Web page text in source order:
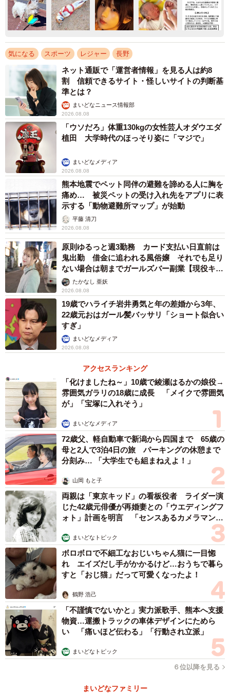
気になる スポーツ レジャー 長野
ネット通販で「運営者情報」を見る人は約8
割 信頼できるサイト・怪しいサイトの判断基
準とは？
まいどなニュース情報部
2026.08.08
「ウソだろ」体重130kgの女性芸人オダウエダ
植田 大学時代のほっそり姿に「マジで」
まいどなメディア
2026.08.08
熊本地震でペット同伴の避難を諦める人に胸を
痛め… 被災ペットの受け入れ先をアプリに表
示する「動物避難所マップ」が始動
平藤 清刀
2026.08.08
原則ゆるっと週3勤務 カード支払い日直前は
鬼出勤 借金に追われる風俗嬢 それでも足り
ない場合は朝までガールズバー副業【現役キャ
ストに取材】
たかなし 亜妖
2026.08.08
19歳でハライチ岩井勇気と年の差婚から3年、
22歳元おはガール髪バッサリ「ショート似合い
すぎ」
まいどなメディア
2026.08.08
アクセスランキング
「化けましたね～」10歳で綾瀬はるかの娘役→
雰囲気ガラリの18歳に成長 「メイクで雰囲気
が」「宝塚に入れそう」
まいどなメディア
72歳父、軽自動車で新潟から四国まで 65歳の
母と2人で3泊4日の旅 パーキングの休憩まで
分刻み… 「大学生でも組まねえよ！」
山岡 もと子
両親は「東京キッド」の看板役者 ライダー演
じた42歳元俳優が再婚妻との「ウエディングフ
ォト」計画を明言 「センスあるカメラマン求
まいどなトピック
ボロボロで不細工なおじいちゃん猫に一目惚
れ エイズだし手がかかるけど…おうちで暮ら
すと「おじ猫」だって可愛くなったよ！
鶴野 浩己
「不謹慎でないかと」実力派歌手、熊本へ支援
物資…運搬トラックの車体デザインにためら
い 「痛いほど伝わる」「行動され立派」
まいどなトピック
６位以降を見る
まいどなファミリー